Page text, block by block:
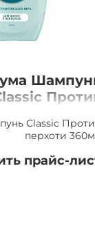
Classic
перхоти
прайс-